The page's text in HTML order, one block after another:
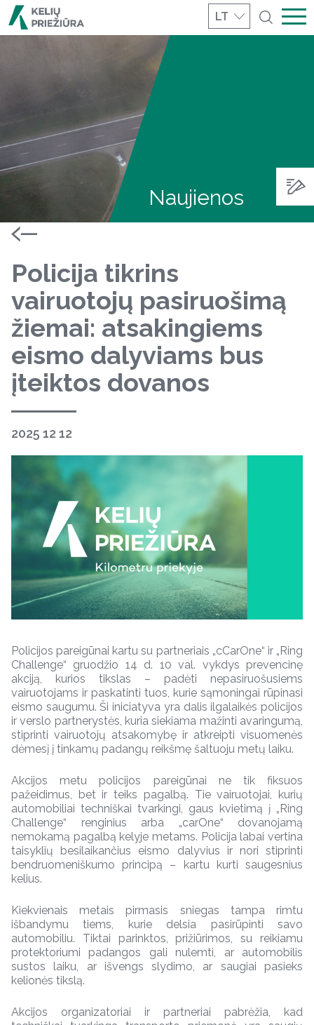
LT
Naujienos
Policija tikrins
vairuotojų pasiruošimą
žiemai: atsakingiems
eismo dalyviams bus
įteiktos dovanos
2025 12 12
Policijos pareigūnai kartu su partneriais „cCarOne“ ir „Ring
Challenge“ gruodžio 14 d. 10 val. vykdys prevencinę
akciją, kurios tikslas – padėti nepasiruošusiems
vairuotojams ir paskatinti tuos, kurie sąmoningai rūpinasi
eismo saugumu. Ši iniciatyva yra dalis ilgalaikės policijos
ir verslo partnerystės, kuria siekiama mažinti avaringumą,
stiprinti vairuotojų atsakomybę ir atkreipti visuomenės
dėmesį į tinkamų padangų reikšmę šaltuoju metų laiku.
Akcijos metu policijos pareigūnai ne tik fiksuos
pažeidimus, bet ir teiks pagalbą. Tie vairuotojai, kurių
automobiliai techniškai tvarkingi, gaus kvietimą į „Ring
Challenge“ renginius arba „carOne“ dovanojamą
nemokamą pagalbą kelyje metams. Policija labai vertina
taisyklių besilaikančius eismo dalyvius ir nori stiprinti
bendruomeniškumo principą – kartu kurti saugesnius
kelius.
Kiekvienais metais pirmasis sniegas tampa rimtu
išbandymu tiems, kurie delsia pasirūpinti savo
automobiliu. Tiktai parinktos, prižiūrimos, su reikiamu
protektoriumi padangos gali nulemti, ar automobilis
sustos laiku, ar išvengs slydimo, ar saugiai pasieks
kelionės tikslą.
Akcijos organizatoriai ir partneriai pabrėžia, kad